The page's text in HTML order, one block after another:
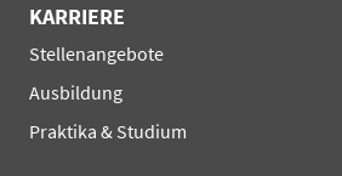
KARRIERE
Navigation
überspringen
Stellenangebote
Ausbildung
Praktika & Studium